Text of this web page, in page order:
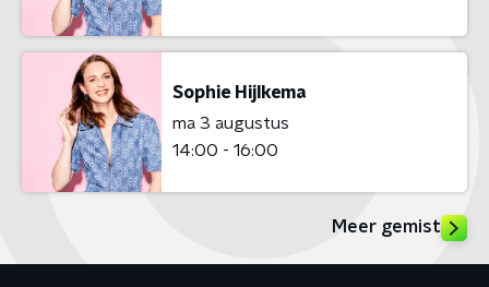
Sophie Hijlkema
ma 3 augustus
14:00 - 16:00
Meer gemist